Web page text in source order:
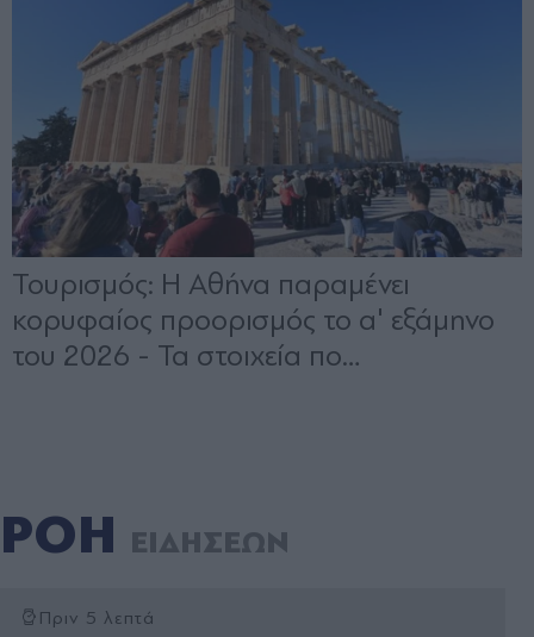
ΡΟΗ ΕΙΔΗΣΕΩΝ
Πριν 5 λεπτά